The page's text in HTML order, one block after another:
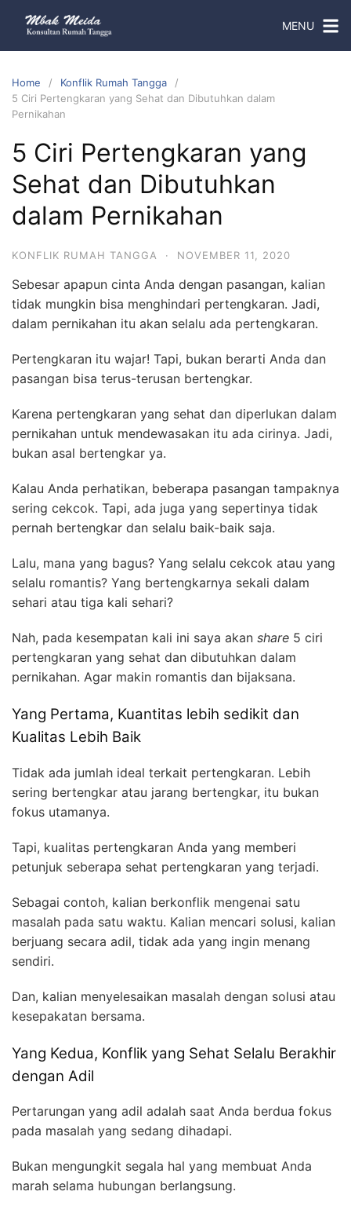
MENU
Home
Konflik Rumah Tangga
5 Ciri Pertengkaran yang Sehat dan Dibutuhkan dalam
Pernikahan
5 Ciri Pertengkaran yang
Sehat dan Dibutuhkan
dalam Pernikahan
KONFLIK RUMAH TANGGA · NOVEMBER 11, 2020
Sebesar apapun cinta Anda dengan pasangan, kalian
tidak mungkin bisa menghindari pertengkaran. Jadi,
dalam pernikahan itu akan selalu ada pertengkaran.
Pertengkaran itu wajar! Tapi, bukan berarti Anda dan
pasangan bisa terus-terusan bertengkar.
Karena pertengkaran yang sehat dan diperlukan dalam
pernikahan untuk mendewasakan itu ada cirinya. Jadi,
bukan asal bertengkar ya.
Kalau Anda perhatikan, beberapa pasangan tampaknya
sering cekcok. Tapi, ada juga yang sepertinya tidak
pernah bertengkar dan selalu baik-baik saja.
Lalu, mana yang bagus? Yang selalu cekcok atau yang
selalu romantis? Yang bertengkarnya sekali dalam
sehari atau tiga kali sehari?
Nah, pada kesempatan kali ini saya akan share 5 ciri
pertengkaran yang sehat dan dibutuhkan dalam
pernikahan. Agar makin romantis dan bijaksana.
Yang Pertama, Kuantitas lebih sedikit dan
Kualitas Lebih Baik
Tidak ada jumlah ideal terkait pertengkaran. Lebih
sering bertengkar atau jarang bertengkar, itu bukan
fokus utamanya.
Tapi, kualitas pertengkaran Anda yang memberi
petunjuk seberapa sehat pertengkaran yang terjadi.
Sebagai contoh, kalian berkonflik mengenai satu
masalah pada satu waktu. Kalian mencari solusi, kalian
berjuang secara adil, tidak ada yang ingin menang
sendiri.
Dan, kalian menyelesaikan masalah dengan solusi atau
kesepakatan bersama.
Yang Kedua, Konflik yang Sehat Selalu Berakhir
dengan Adil
Pertarungan yang adil adalah saat Anda berdua fokus
pada masalah yang sedang dihadapi.
Bukan mengungkit segala hal yang membuat Anda
marah selama hubungan berlangsung.